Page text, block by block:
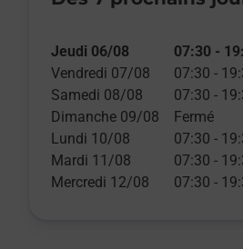
Jeudi 06/08 07:30 -
Vendredi 07/08
07:30 -
Samedi 08/08
07:30 -
Dimanche 09/08
Fermé
Lundi 10/08
07:30 -
Mardi 11/08
07:30 -
Mercredi 12/08
07:30 -